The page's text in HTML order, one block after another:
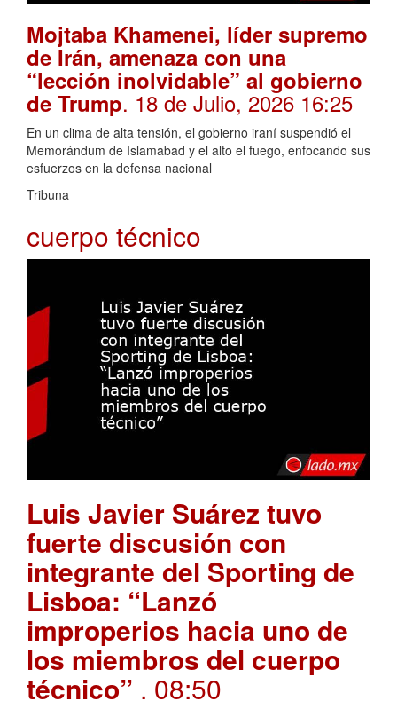
Mojtaba Khamenei, líder supremo
de Irán, amenaza con una
“lección inolvidable” al gobierno
de Trump. 18 de Julio, 2026 16:25
En un clima de alta tensión, el gobierno iraní suspendió el
Memorándum de Islamabad y el alto el fuego, enfocando sus
esfuerzos en la defensa nacional
Tribuna
cuerpo técnico
Luis Javier Suárez tuvo
fuerte discusión con
integrante del Sporting de
Lisboa: “Lanzó
improperios hacia uno de
los miembros del cuerpo
técnico” . 08:50